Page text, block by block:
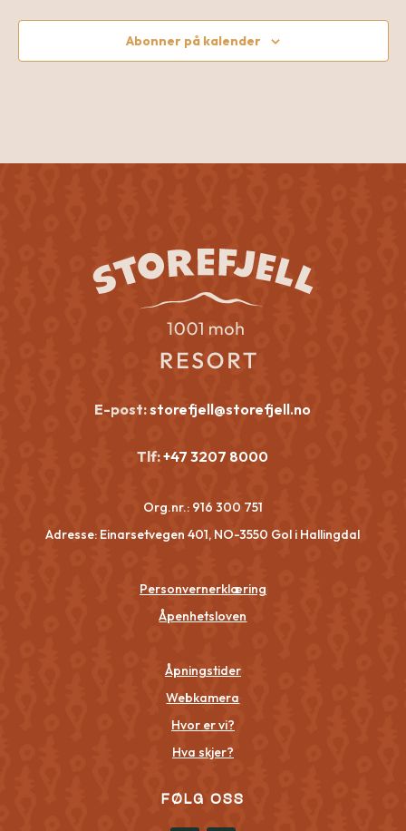
Abonner på kalender
E-post:storefjell@storefjell.no
Tlf:+47 3207 8000
Org.nr.: 916 300 751
Adresse: Einarsetvegen 401, NO-3550 Gol i Hallingdal
Personvernerklæring
Åpenhetsloven
Åpningstider
Webkamera
Hvor er vi?
Hva skjer?
FØLG OSS